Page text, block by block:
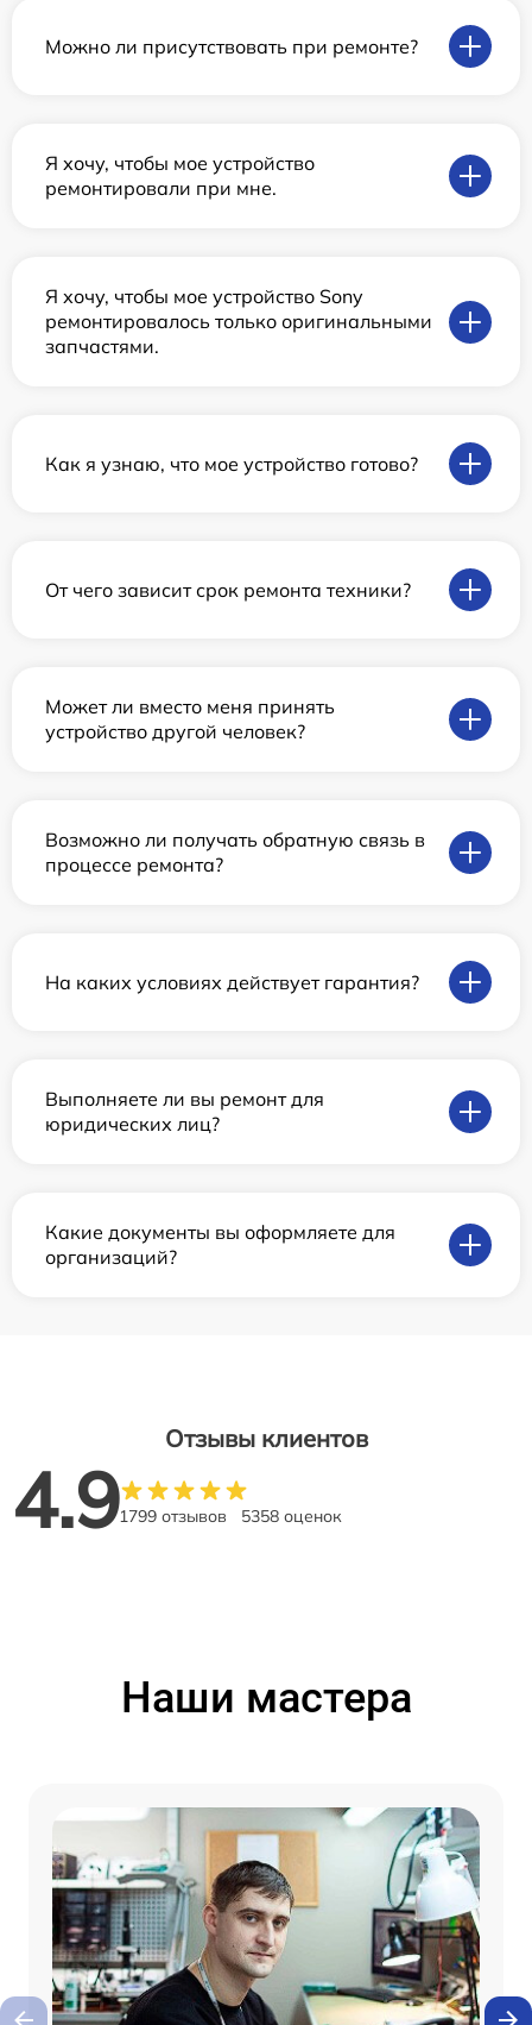
Можно ли присутствовать при ремонте?
Я хочу, чтобы мое устройство
ремонтировали при мне.
Я хочу, чтобы мое устройство Sony
ремонтировалось только оригинальными
запчастями.
Как я узнаю, что мое устройство готово?
От чего зависит срок ремонта техники?
Может ли вместо меня принять
устройство другой человек?
Возможно ли получать обратную связь в
процессе ремонта?
На каких условиях действует гарантия?
Выполняете ли вы ремонт для
юридических лиц?
Какие документы вы оформляете для
организаций?
Отзывы клиентов
4.91799 отзывов 5358 оценок
Наши мастера